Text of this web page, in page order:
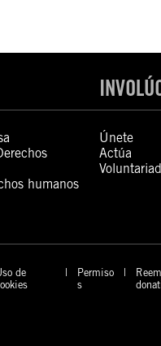
humanos
Únete
Actúa
de
Permiso
s